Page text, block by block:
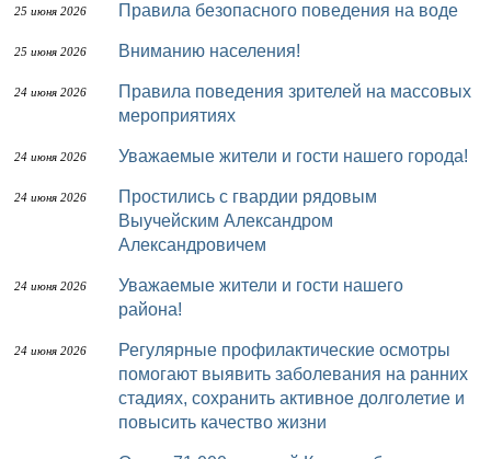
25 июня 2026 Правила безопасного поведения на воде
25 июня 2026 Вниманию населения!
24 июня 2026
Правила поведения зрителей на массовых
мероприятиях
24 июня 2026 Уважаемые жители и гости нашего города!
24 июня 2026
Простились с гвардии рядовым
Выучейским Александром
Александровичем
24 июня 2026
Уважаемые жители и гости нашего
района!
24 июня 2026
Регулярные профилактические осмотры
помогают выявить заболевания на ранних
стадиях, сохранить активное долголетие и
повысить качество жизни